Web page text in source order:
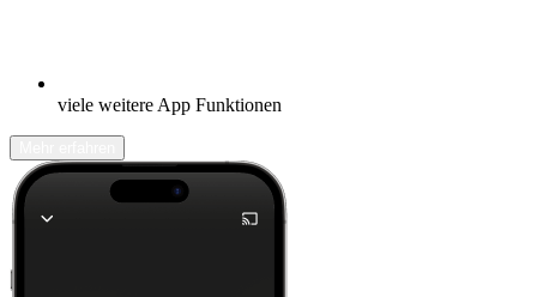
viele weitere App Funktionen